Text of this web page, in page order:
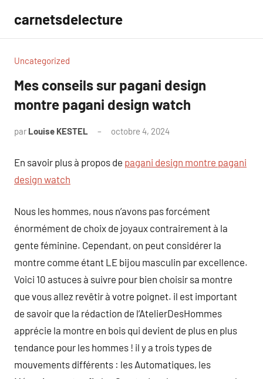
contenu
carnetsdelecture
Uncategorized
Mes conseils sur pagani design
montre pagani design watch
par Louise KESTEL octobre 4, 2024
En savoir plus à propos de pagani design montre pagani
design watch
Nous les hommes, nous n’avons pas forcément
énormément de choix de joyaux contrairement à la
gente féminine. Cependant, on peut considérer la
montre comme étant LE bijou masculin par excellence.
Voici 10 astuces à suivre pour bien choisir sa montre
que vous allez revêtir à votre poignet. il est important
de savoir que la rédaction de l’AtelierDesHommes
apprécie la montre en bois qui devient de plus en plus
tendance pour les hommes ! il y a trois types de
mouvements différents : les Automatiques, les